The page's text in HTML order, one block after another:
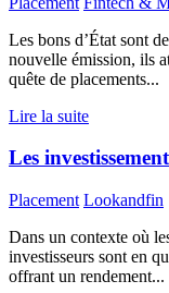
Les bons d’État sont
nouvelle émission, ils
quête de placements...
Lire la suite
Les
Placement Lookandfin
Dans un contexte où
investisseurs sont en
offrant un rendement...